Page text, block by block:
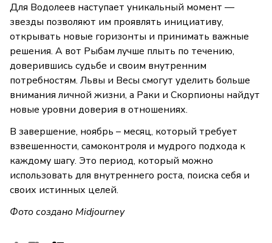
Для Водолеев наступает уникальный момент —
звезды позволяют им проявлять инициативу,
открывать новые горизонты и принимать важные
решения. А вот Рыбам лучше плыть по течению,
доверившись судьбе и своим внутренним
потребностям. Львы и Весы смогут уделить больше
внимания личной жизни, а Раки и Скорпионы найдут
новые уровни доверия в отношениях.
В завершение, ноябрь – месяц, который требует
взвешенности, самоконтроля и мудрого подхода к
каждому шагу. Это период, который можно
использовать для внутреннего роста, поиска себя и
своих истинных целей.
Фото создано Midjourney